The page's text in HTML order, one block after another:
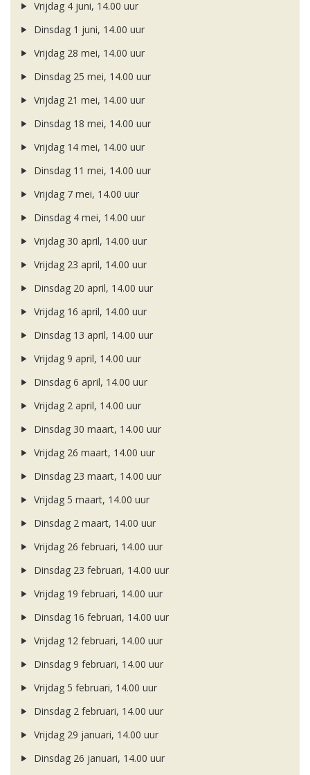
Vrijdag 4 juni, 14.00 uur
Dinsdag 1 juni, 14.00 uur
Vrijdag 28 mei, 14.00 uur
Dinsdag 25 mei, 14.00 uur
Vrijdag 21 mei, 14.00 uur
Dinsdag 18 mei, 14.00 uur
Vrijdag 14 mei, 14.00 uur
Dinsdag 11 mei, 14.00 uur
Vrijdag 7 mei, 14.00 uur
Dinsdag 4 mei, 14.00 uur
Vrijdag 30 april, 14.00 uur
Vrijdag 23 april, 14.00 uur
Dinsdag 20 april, 14.00 uur
Vrijdag 16 april, 14.00 uur
Dinsdag 13 april, 14.00 uur
Vrijdag 9 april, 14.00 uur
Dinsdag 6 april, 14.00 uur
Vrijdag 2 april, 14.00 uur
Dinsdag 30 maart, 14.00 uur
Vrijdag 26 maart, 14.00 uur
Dinsdag 23 maart, 14.00 uur
Vrijdag 5 maart, 14.00 uur
Dinsdag 2 maart, 14.00 uur
Vrijdag 26 februari, 14.00 uur
Dinsdag 23 februari, 14.00 uur
Vrijdag 19 februari, 14.00 uur
Dinsdag 16 februari, 14.00 uur
Vrijdag 12 februari, 14.00 uur
Dinsdag 9 februari, 14.00 uur
Vrijdag 5 februari, 14.00 uur
Dinsdag 2 februari, 14.00 uur
Vrijdag 29 januari, 14.00 uur
Dinsdag 26 januari, 14.00 uur